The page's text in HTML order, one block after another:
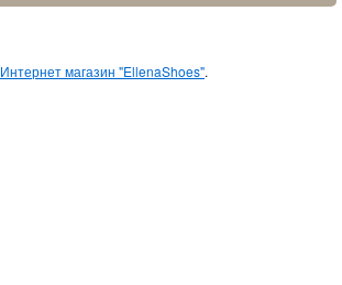
Интернет магазин "EllenaShoes".